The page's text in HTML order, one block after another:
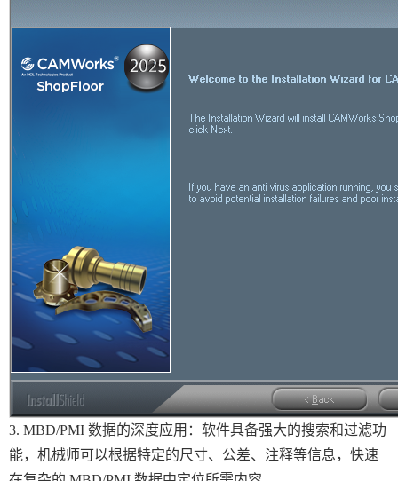
3. MBD/PMI 数据的深度应用：软件具备强大的搜索和过滤功
能，机械师可以根据特定的尺寸、公差、注释等信息，快速